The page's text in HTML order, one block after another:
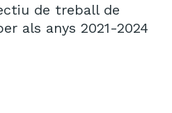
de treball de
als anys 2021-2024